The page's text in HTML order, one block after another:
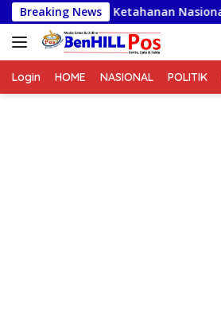
Langsung
ke
konten
Breaking News
Wawasan Ketahanan Nasional
Login HOME NASIONAL POLITIK